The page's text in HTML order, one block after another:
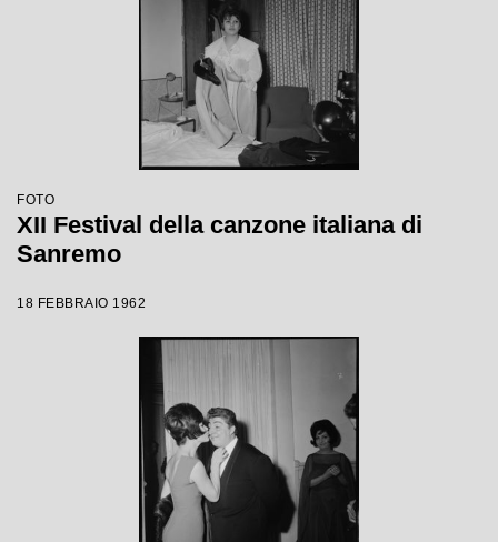
FOTO
XII Festival della canzone italiana di
Sanremo
18 FEBBRAIO 1962